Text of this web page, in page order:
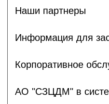
Наши партнеры
Информация для
Корпоративное
АО "СЗЦДМ" в